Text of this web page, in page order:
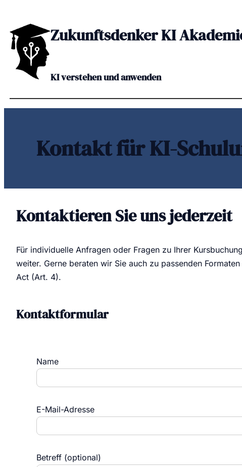
Inhalt
springen
Zukunftsdenker KI
KI verstehen und anwenden
Kontakt für KI-
Kontaktieren Sie uns jederzeit
Für individuelle Anfragen oder Fragen zu Ihrer
weiter. Gerne beraten wir Sie auch zu passenden
Act (Art. 4).
Kontaktformular
Name
E-Mail-Adresse
Betreff (optional)